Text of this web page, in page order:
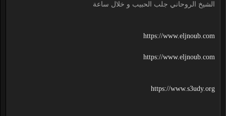
الشيخ الروحاني جلب الحبيب و خلال ساعة
https://www.eljnoub.com
https://www.eljnoub.com
https://www.s3udy.org